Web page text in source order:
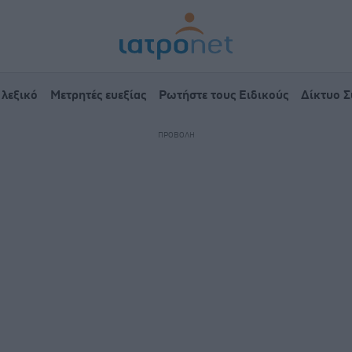
Μετρητές ευεξίας Ρωτήστε τους Ειδικούς Δίκτυο